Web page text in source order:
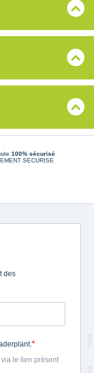
100% sécurisé
SECURISE
des
le lien présent